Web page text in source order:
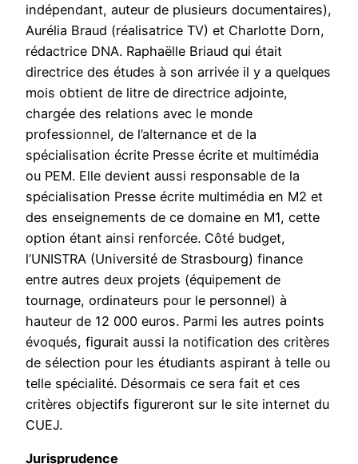
indépendant, auteur de plusieurs documentaires),
Aurélia Braud (réalisatrice TV) et Charlotte Dorn,
rédactrice DNA. Raphaëlle Briaud qui était
directrice des études à son arrivée il y a quelques
mois obtient de litre de directrice adjointe,
chargée des relations avec le monde
professionnel, de l’alternance et de la
spécialisation écrite Presse écrite et multimédia
ou PEM. Elle devient aussi responsable de la
spécialisation Presse écrite multimédia en M2 et
des enseignements de ce domaine en M1, cette
option étant ainsi renforcée. Côté budget,
l’UNISTRA (Université de Strasbourg) finance
entre autres deux projets (équipement de
tournage, ordinateurs pour le personnel) à
hauteur de 12 000 euros. Parmi les autres points
évoqués, figurait aussi la notification des critères
de sélection pour les étudiants aspirant à telle ou
telle spécialité. Désormais ce sera fait et ces
critères objectifs figureront sur le site internet du
CUEJ.
Jurisprudence